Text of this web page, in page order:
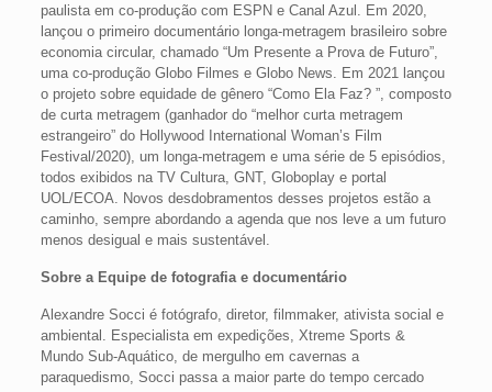
paulista em co-produção com ESPN e Canal Azul. Em 2020,
lançou o primeiro documentário longa-metragem brasileiro sobre
economia circular, chamado “Um Presente a Prova de Futuro”,
uma co-produção Globo Filmes e Globo News. Em 2021 lançou
o projeto sobre equidade de gênero “Como Ela Faz? ”, composto
de curta metragem (ganhador do “melhor curta metragem
estrangeiro” do Hollywood International Woman’s Film
Festival/2020), um longa-metragem e uma série de 5 episódios,
todos exibidos na TV Cultura, GNT, Globoplay e portal
UOL/ECOA. Novos desdobramentos desses projetos estão a
caminho, sempre abordando a agenda que nos leve a um futuro
menos desigual e mais sustentável.
Sobre a Equipe de fotografia e documentário
Alexandre Socci é fotógrafo, diretor, filmmaker, ativista social e
ambiental. Especialista em expedições, Xtreme Sports &
Mundo Sub-Aquático, de mergulho em cavernas a
paraquedismo, Socci passa a maior parte do tempo cercado